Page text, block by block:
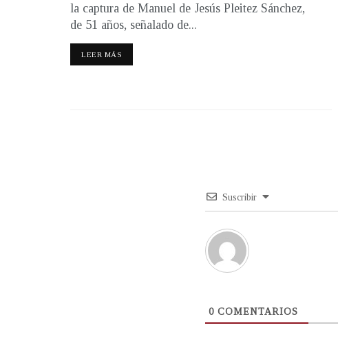
la captura de Manuel de Jesús Pleitez Sánchez,
de 51 años, señalado de...
LEER MÁS
Suscribir
0 COMENTARIOS